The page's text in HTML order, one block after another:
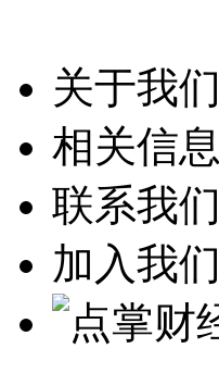
关于我们
相关信息
联系我们
加入我们